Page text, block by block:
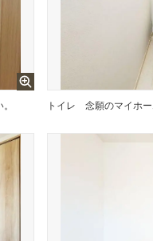
トイレ 念願のマイホ